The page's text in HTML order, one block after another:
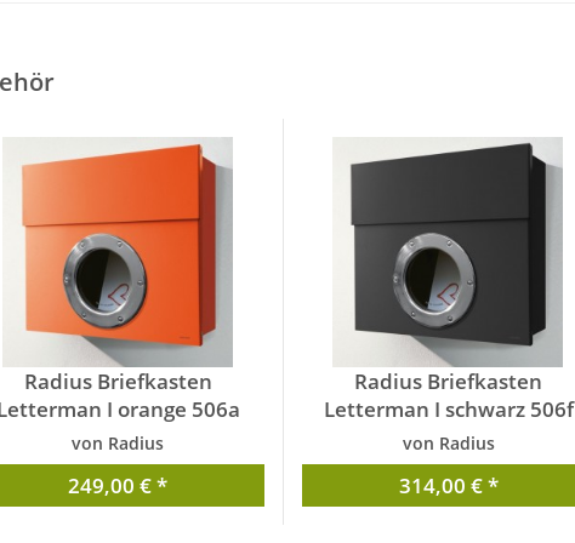
Radius Briefkasten
I orange 506a
von Radius
249,00 € *
Radius Briefkasten
Letterman I schwarz 506f
von Radius
314,00 € *